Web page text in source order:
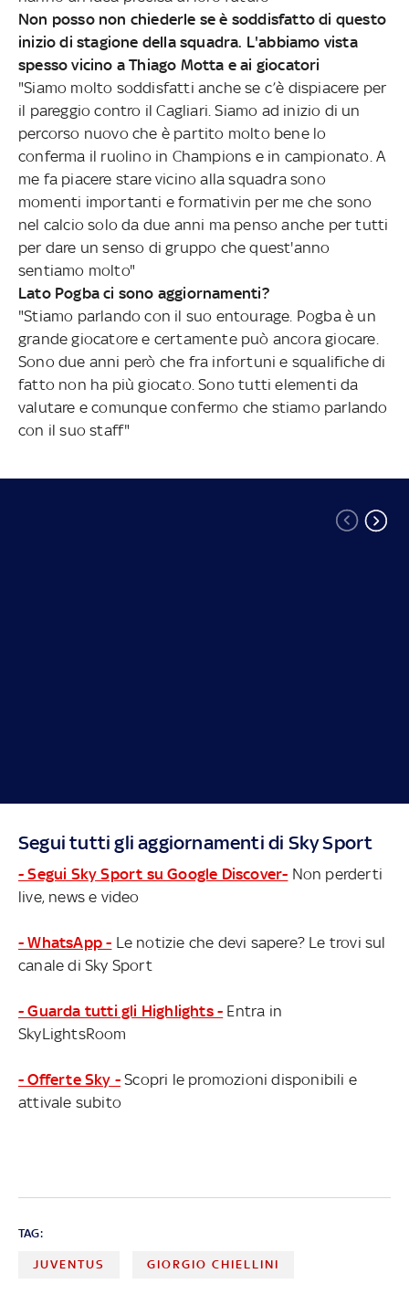
Non posso non chiederle se è soddisfatto di questo
inizio di stagione della squadra. L'abbiamo vista
spesso vicino a Thiago Motta e ai giocatori
"Siamo molto soddisfatti anche se c’è dispiacere per
il pareggio contro il Cagliari. Siamo ad inizio di un
percorso nuovo che è partito molto bene lo
conferma il ruolino in Champions e in campionato. A
me fa piacere stare vicino alla squadra sono
momenti importanti e formativin per me che sono
nel calcio solo da due anni ma penso anche per tutti
per dare un senso di gruppo che quest'anno
sentiamo molto"
Lato Pogba ci sono aggiornamenti?
"Stiamo parlando con il suo entourage. Pogba è un
grande giocatore e certamente può ancora giocare.
Sono due anni però che fra infortuni e squalifiche di
fatto non ha più giocato. Sono tutti elementi da
valutare e comunque confermo che stiamo parlando
con il suo staff"
Segui tutti gli aggiornamenti di Sky Sport
- Segui Sky Sport su Google Discover- Non perderti
live, news e video
- WhatsApp - Le notizie che devi sapere? Le trovi sul
canale di Sky Sport
- Guarda tutti gli Highlights - Entra in
SkyLightsRoom
- Offerte Sky - Scopri le promozioni disponibili e
attivale subito
TAG:
JUVENTUS GIORGIO CHIELLINI